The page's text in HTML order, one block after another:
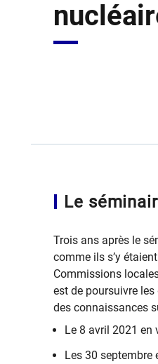
Le
​​Trois ans après le
comme ils s’y
Commissions
est de poursuivre
des connaissances
Le 8 avril 2021 en
​Les 30 septembre